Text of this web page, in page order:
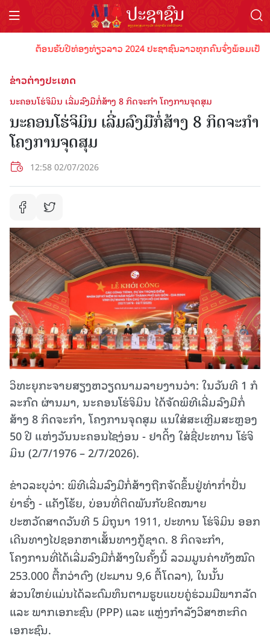
ຕ້ອນຮັບປີທ່ອງທ່ຽວລາວ 2024 ປະຊາຊົນລາວທຸກຄົນຈົ່ງພ້ອມເປັນ
ຂ່າວຕ່າງປະເທດ
ນະ​ຄອນໂຮ່​ຈິມິນ ເລີ່ມ​ລົງ​ມື​ກໍ່​ສ້າງ 8 ກິດ​ຈະກຳ ໂຄງ​ການ​ຈຸດ​ສຸມ
ນະ​ຄອນໂຮ່​ຈິມິນ ເລີ່ມ​ລົງ​ມື​ກໍ່​ສ້າງ 8 ກິດ​ຈະກຳ
ໂຄງ​ການ​ຈຸດ​ສຸມ
12:58 02/07/2026
ວິທະຍຸກະຈາຍສຽງຫວຽດນາມລາຍງານວ່າ: ໃນ​ວັນ​ທີ 1 ກໍ​
ລະ​ກົດ ຜ່ານມາ, ນະ​ຄອນໂຮ່​ຈິມິນ ໄດ້​ຈັດ​ພິ​ທີ​ເລີ່ມ​ລົງ​ມື​ກໍ່​
ສ້າງ 8 ກິດ​ຈະ​ກຳ, ໂຄງ​ການ​ຈຸດ​ສຸມ ແນ​ໃສ່​ສະ​ເຫຼີມ​ສະຫຼອງ
50 ປີ ແຫ່ງວັນ​ນະ​ຄອນໄຊ​ງ່ອນ - ຢາ​ດິ້ງ ໃສ່​ຊື່​ປະ​ທານ ໂຮ່​ຈິ​
ມິນ (2/7/1976 – 2/7/2026).
ຂ່າວລະບຸວ່າ: ພິທີເລີ່ມລົງມືກໍ່ສ້າງຖືກຈັດຂຶ້ນຢູ່ທ່າກ່ຳປັ່ນ
ຍ່າຣົ່ງ - ແຄັງໂຮ້ຍ, ບ່ອນທີ່ຕິດພັນກັບຂີດໝາຍ
ປະຫວັດສາດວັນທີ 5 ມິຖຸນາ 1911, ປະທານ ໂຮ່ຈິມິນ ອອກ
ເດີນທາງໄປຊອກຫາເສັ້ນທາງກູ້ຊາດ. 8 ກິດຈະກຳ,
ໂຄງການທີ່ໄດ້ເລີ່ມລົງມືກໍ່ສ້າງໃນຄັ້ງນີ້ ລວມມູນຄ່າທັງໝົດ
253.000 ຕື້ກວ່າດົງ (ປະມານ 9,6 ຕື້ໂດລາ), ໃນນັ້ນ
ສ່ວນໃຫຍ່ແມ່ນໄດ້ລະດົມທຶນຕາມຮູບແບບຄູ່ຮ່ວມມືພາກລັດ
ແລະ ພາກເອກະຊົນ (PPP) ແລະ ແຫຼ່ງກຳລັງວິສາຫະກິດ
ເອກະຊົນ.